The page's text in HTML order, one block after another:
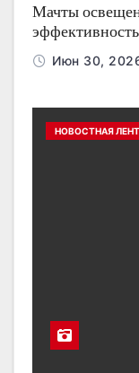
Мачты
Июн 30,
НОВОСТНАЯ